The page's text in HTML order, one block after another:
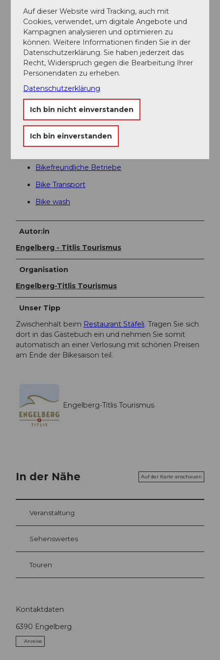
Nationale und internationale Verbindungen (ab Zürich
Flughafen Verbindungen im Halbstundentakt mit ca.
1h Fahrzeit) bis Luzern. Danach mit der Zentralbahn in
43 Minuten durch eine abwechslungsreiche
Landschaft und Schluchten hinauf nach Engelberg.
Weitere Infos / Links
Mountainbike Verhaltenskodex
Bikeschulen und Guiding
Bikefreundliche Betriebe
Bike Transport
Bike wash
Autor:in
Engelberg - Titlis Tourismus
Organisation
Engelberg-Titlis Tourismus
Unser Tipp
Zwischenhalt beim Restaurant Stäfeli. Tragen Sie sich
dort in das Gästebuch ein und nehmen Sie somit
automatisch an einer Verlosung mit schönen Preisen
am Ende der Bikesaison teil.
Engelberg-Titlis Tourismus
In der Nähe Auf der Karte anschauen
Veranstaltung
Sehenswertes
Touren
Kontaktdaten
6390 Engelberg
Anreise
Auf dieser Website wird Tracking, auch mit
Cookies, verwendet, um digitale Angebote und
Kampagnen analysieren und optimieren zu
können. Weitere Informationen finden Sie in der
Datenschutzerklärung. Sie haben jederzeit das
Recht, Widerspruch gegen die Bearbeitung Ihrer
Personendaten zu erheben.
Datenschutzerklärung
Ich bin nicht einverstanden
Ich bin einverstanden